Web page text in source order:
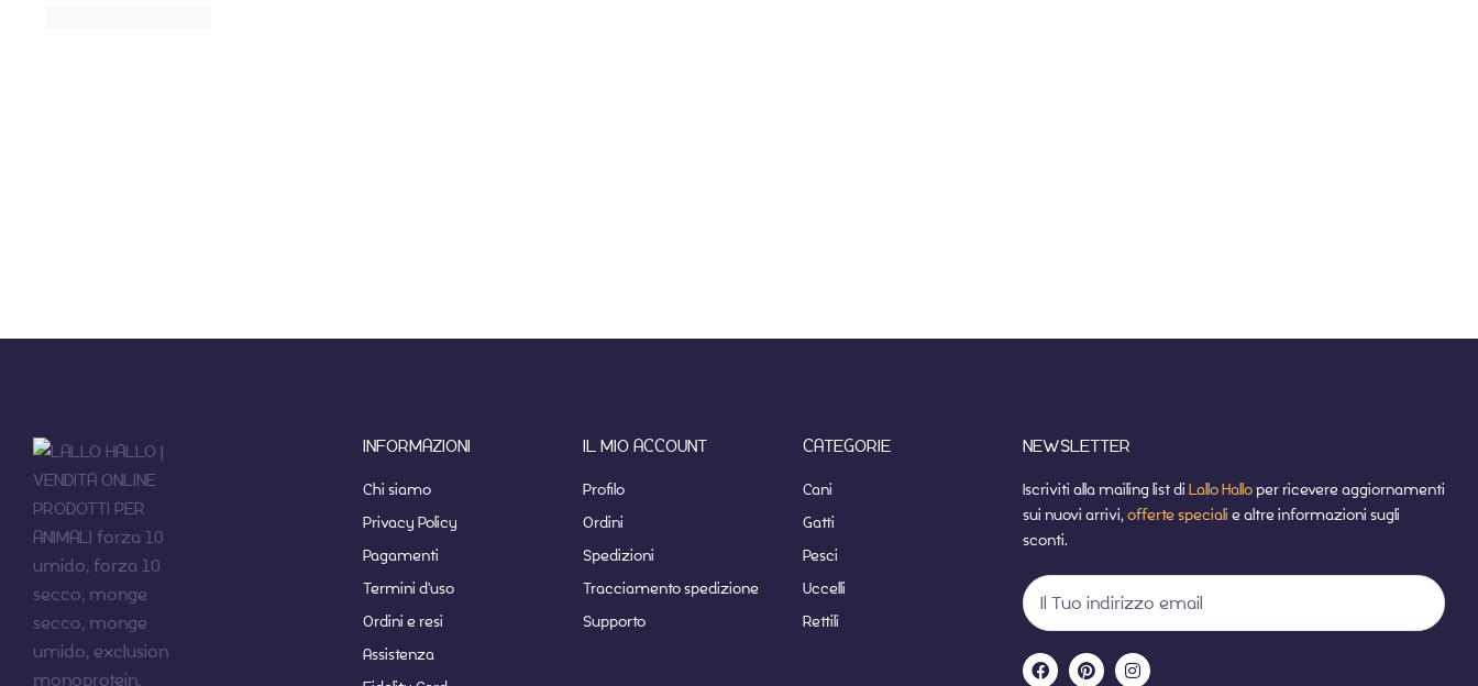
INFORMAZIONI
Chi siamo
Privacy Policy
Pagamenti
Termini d'uso
Ordini e resi
Assistenza
IL MIO ACCOUNT
Profilo
Ordini
Spedizioni
Tracciamento spedizione
Supporto
CATEGORIE
Cani
Gatti
Pesci
Uccelli
Rettili
NEWSLETTER
Iscriviti alla mailing list di Lallo Halloper ricevere aggiornamenti
sui nuovi arrivi,offerte speciali e altre informazioni sugli
sconti.